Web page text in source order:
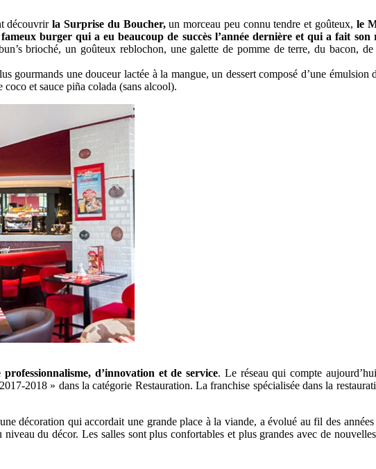
découvrirla Surprise du Boucher,un morceau peu connu tendre et goûteux, le
burger qui a eu beaucoup de succès l’année dernière et qui a fait
brioché, un goûteux reblochon, une galette de pomme de terre, du bacon,
gourmands une douceur lactée à la mangue, un dessert composé d’une
et sauce piña colada (sans alcool).
d’innovation et de service. Le réseau qui compte
2018 » dans la catégorie Restauration. La franchise spécialisée dans la
décoration qui accordait une grande place à la viande, a évolué au fil des
du décor. Les salles sont plus confortables et plus grandes avec de